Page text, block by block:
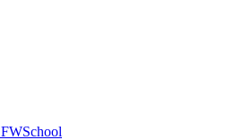
FWSchool